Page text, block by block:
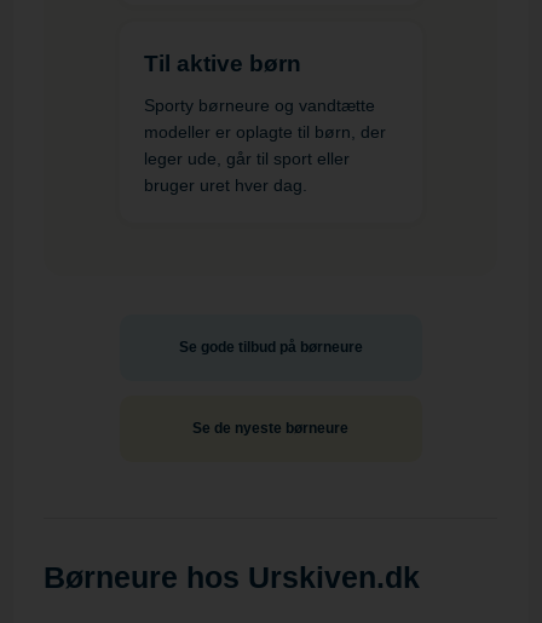
Til aktive børn
Sporty børneure og vandtætte
modeller er oplagte til børn, der
leger ude, går til sport eller
bruger uret hver dag.
Se gode tilbud på børneure
Se de nyeste børneure
Børneure hos Urskiven.dk